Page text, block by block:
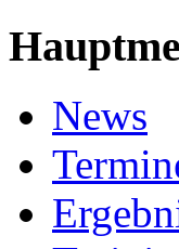
News